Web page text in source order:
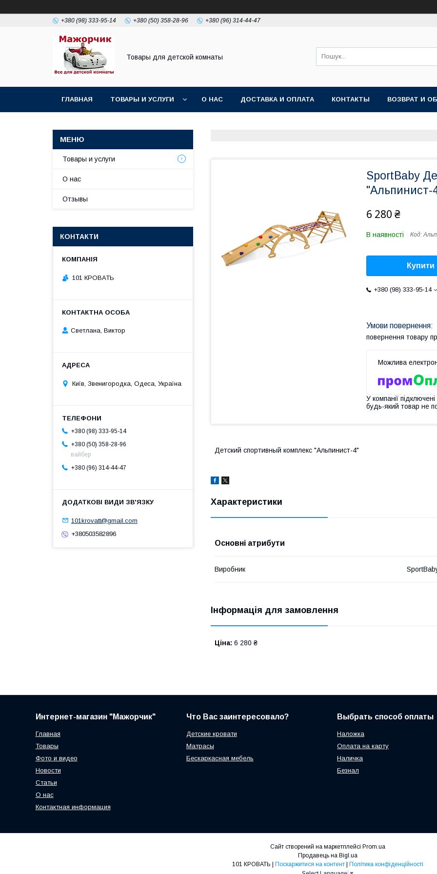
+380 (98) 333-95-14 +380 (50) 358-28-96 +380 (96) 314-44-47
Товары для детской комнаты
ГЛАВНАЯ ТОВАРЫ И УСЛУГИ О НАС ДОСТАВКА И ОПЛАТА КОНТАКТЫ ВОЗВРАТ И
SportBaby
"Альпинист-
6 280 ₴
В наявності Код:
Купити
+380 (98) 333-95-14
повернення товару
У компанії
будь-який товар не
Детский спортивный комплекс "Альпинист-4"
Характеристики
Основні атрибути
Виробник
Інформація для замовлення
Ціна: 6 280 ₴
Товары и услуги
О нас
Отзывы
КОНТАКТИ
101 КРОВАТЬ
Светлана, Виктор
Київ, Звенигородка, Одеса, Україна
+380 (98) 333-95-14
+380 (50) 358-28-96
вайбер
+380 (96) 314-44-47
101krovatt@gmail.com
+380503582896
Интернет-магазин "Мажорчик"
Главная
Товары
Фото и видео
Новости
Статьи
О нас
Контактная информация
Что Вас заинтересовало?
Детские кровати
Матрасы
Бескаркасная мебель
Выбрать способ оплаты
Наложка
Оплата на карту
Наличка
Безнал
Сайт створений на маркетплейсі Prom.ua
Продавець на Bigl.ua
101 КРОВАТЬ | Поскаржитися на контент | Політика конфіденційності